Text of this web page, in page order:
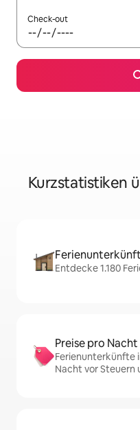
Check-out
Kurzstatistiken
Entdecke 1.180
Preise pro
Ferienunterkünfte
Nacht vor Steuern